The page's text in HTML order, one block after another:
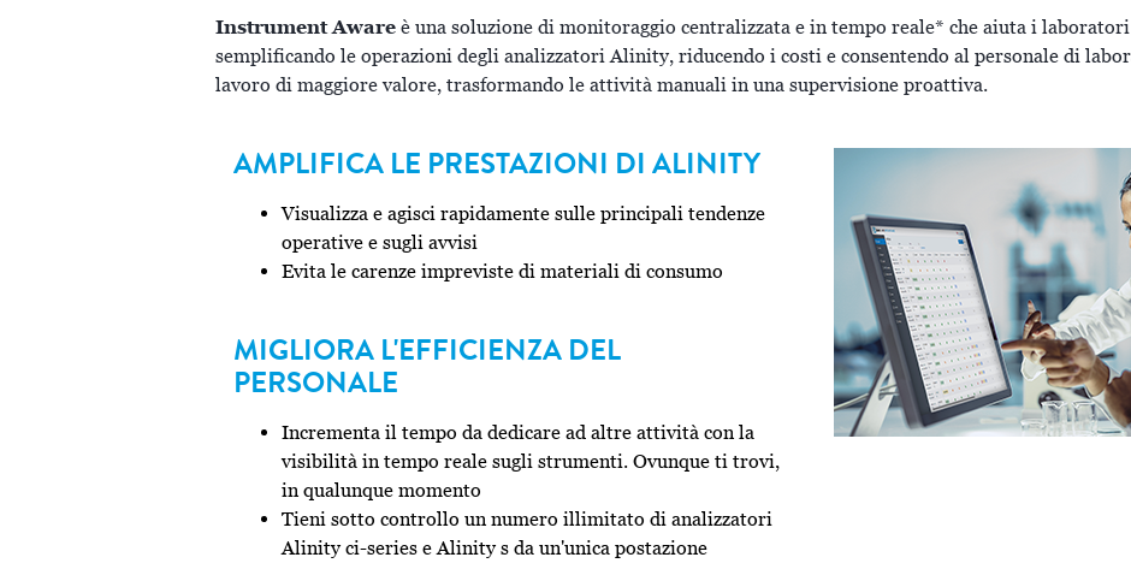
Instrument Awareè una soluzione di monitoraggio centralizzata e in tempo reale* che aiuta i
semplificando le operazioni degli analizzatori Alinity, riducendo i costi e consentendo al personale di
lavoro di maggiore valore, trasformando le attività manuali in una supervisione proattiva.
AMPLIFICA LE PRESTAZIONI DI ALINITY
Visualizza e agisci rapidamente sulle principali tendenze
operative e sugli avvisi
Evita le carenze impreviste di materiali di consumo
MIGLIORA L'EFFICIENZA DEL
PERSONALE
Incrementa il tempo da dedicare ad altre attività con la
visibilità in tempo reale sugli strumenti. Ovunque ti trovi,
in qualunque momento
Tieni sotto controllo un numero illimitato di analizzatori
Alinity ci-series e Alinity s da un'unica postazione